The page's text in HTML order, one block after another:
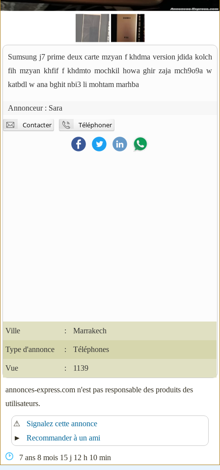
Sumsung j7 prime deux carte mzyan f khdma version jdida kolch
fih mzyan khfif f khdmto mochkil howa ghir zaja mch9o9a w
katbdl w ana bghit nbi3 li mohtam marhba
Annonceur : Sara
Contacter Téléphoner
Ville : Marrakech
Type d'annonce : Téléphones
Vue : 1139
annonces-express.com n'est pas responsable des produits des
utilisateurs.
⚠
Signalez cette annonce
►
Recommander à un ami
7 ans 8 mois 15 j 12 h 10 min